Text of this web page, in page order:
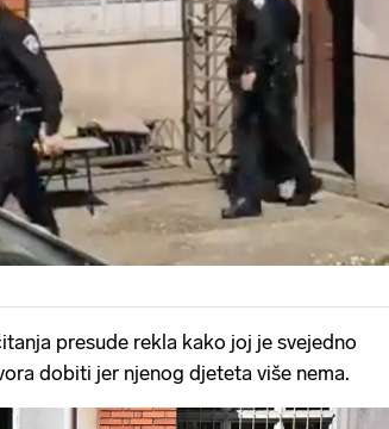
presude rekla kako joj je svejedno
dobiti jer njenog djeteta više nema.